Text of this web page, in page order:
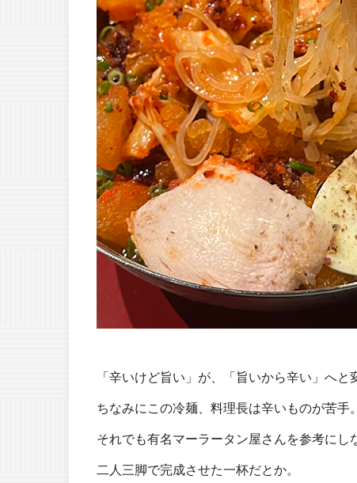
「辛いけど旨い」が、「旨いから辛い」へ
ちなみにこの冷麺、料理長は辛いものが苦手。
それでも有名マーラータン屋さんを参考にし
二人三脚で完成させた一杯だとか。